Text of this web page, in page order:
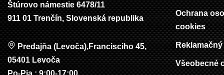
Štúrovo námestie 6478/11
911 01 Trenčín, Slovenská republika
Predajňa (Levoča),Francisciho 45,
05401 Levoča
Ochrana
cookies
Všeobecné